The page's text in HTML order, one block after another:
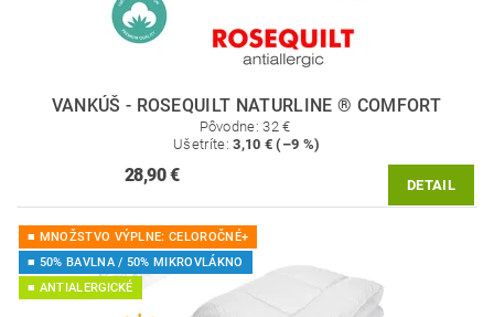
VANKÚŠ - ROSEQUILT NATURLINE ® COMFORT
Pôvodne:32 €
Ušetríte:3,10 € (–9 %)
28,90 € DETAIL
■ MNOŽSTVO VÝPLNE: CELOROČNÉ+
■ 50% BAVLNA / 50% MIKROVLÁKNO
■ ANTIALERGICKÉ